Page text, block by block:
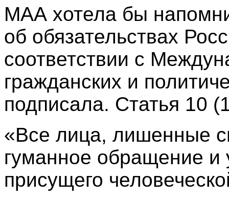
МАА хотела бы
об обязательствах
соответствии с
гражданских и
подписала. Статья 10
«Все лица, лишенные
гуманное обращение и
присущего